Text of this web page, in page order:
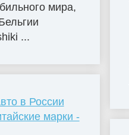
мира,
...
в России
марки -